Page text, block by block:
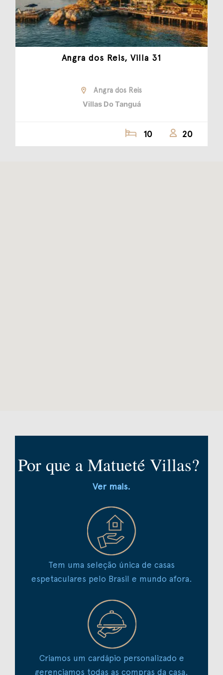
Angra dos Reis, Villa 31
Angra dos Reis
Villas Do Tanguá
10 20
Por que a Matueté Villas?
Ver mais.
Tem uma seleção única de casas
espetaculares pelo Brasil e mundo afora.
Criamos um cardápio personalizado e
gerenciamos todas as compras da casa.